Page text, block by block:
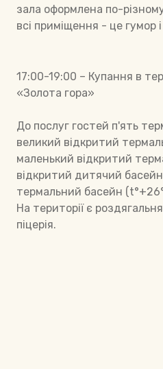
зала оформлена по-
всі приміщення - це гумор
17:00-19:00 – Купання в
«Золота гора»
До послуг гостей п'ять
великий відкритий
маленький відкритий
відкритий дитячий
термальний басейн
На території є
піцерія.